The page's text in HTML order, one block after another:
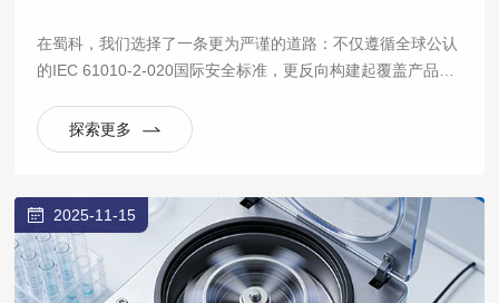
在蜀科，我们选择了一条更为严谨的道路：不仅遵循全球公认
的IEC 61010-2-020国际安全标准，更反向构建起覆盖产品全
拆解为数百项可量化、可重复的严苛测试。
探索更多
2025-11-15